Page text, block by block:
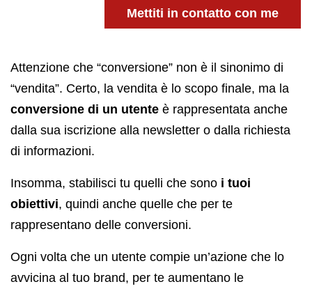
Mettiti in contatto con me
Attenzione che “conversione” non è il sinonimo di
“vendita”. Certo, la vendita è lo scopo finale, ma la
conversione di un utente è rappresentata anche
dalla sua iscrizione alla newsletter o dalla richiesta
di informazioni.
Insomma, stabilisci tu quelli che sono i tuoi
obiettivi, quindi anche quelle che per te
rappresentano delle conversioni.
Ogni volta che un utente compie un’azione che lo
avvicina al tuo brand, per te aumentano le